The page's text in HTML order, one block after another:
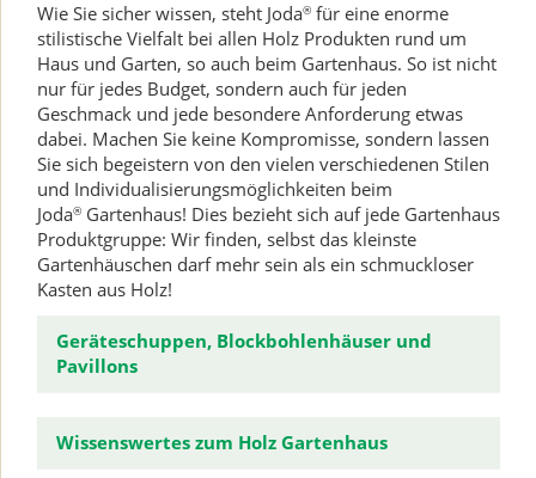
Wie Sie sicher wissen, steht Joda® für eine enorme
stilistische Vielfalt bei allen Holz Produkten rund um
Haus und Garten, so auch beim Gartenhaus. So ist nicht
nur für jedes Budget, sondern auch für jeden
Geschmack und jede besondere Anforderung etwas
dabei. Machen Sie keine Kompromisse, sondern lassen
Sie sich begeistern von den vielen verschiedenen Stilen
und Individualisierungsmöglichkeiten beim
Joda® Gartenhaus! Dies bezieht sich auf jede Gartenhaus
Produktgruppe: Wir finden, selbst das kleinste
Gartenhäuschen darf mehr sein als ein schmuckloser
Kasten aus Holz!
Geräteschuppen, Blockbohlenhäuser und
Pavillons
Wissenswertes zum Holz Gartenhaus